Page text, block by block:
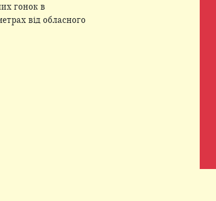
гонок в
від обласного